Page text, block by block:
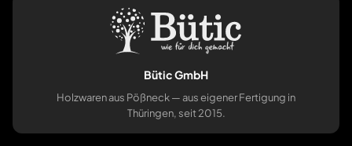
Bütic GmbH
Holzwaren aus Pößneck — aus eigener Fertigung in
Thüringen, seit 2015.